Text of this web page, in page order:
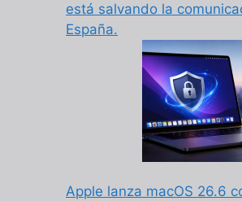
está salvando la
España.
Apple lanza macOS 26.6